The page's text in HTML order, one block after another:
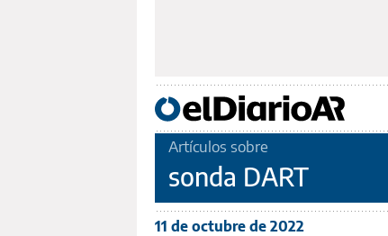
Artículos sobre
sonda DART
11 de octubre de 2022